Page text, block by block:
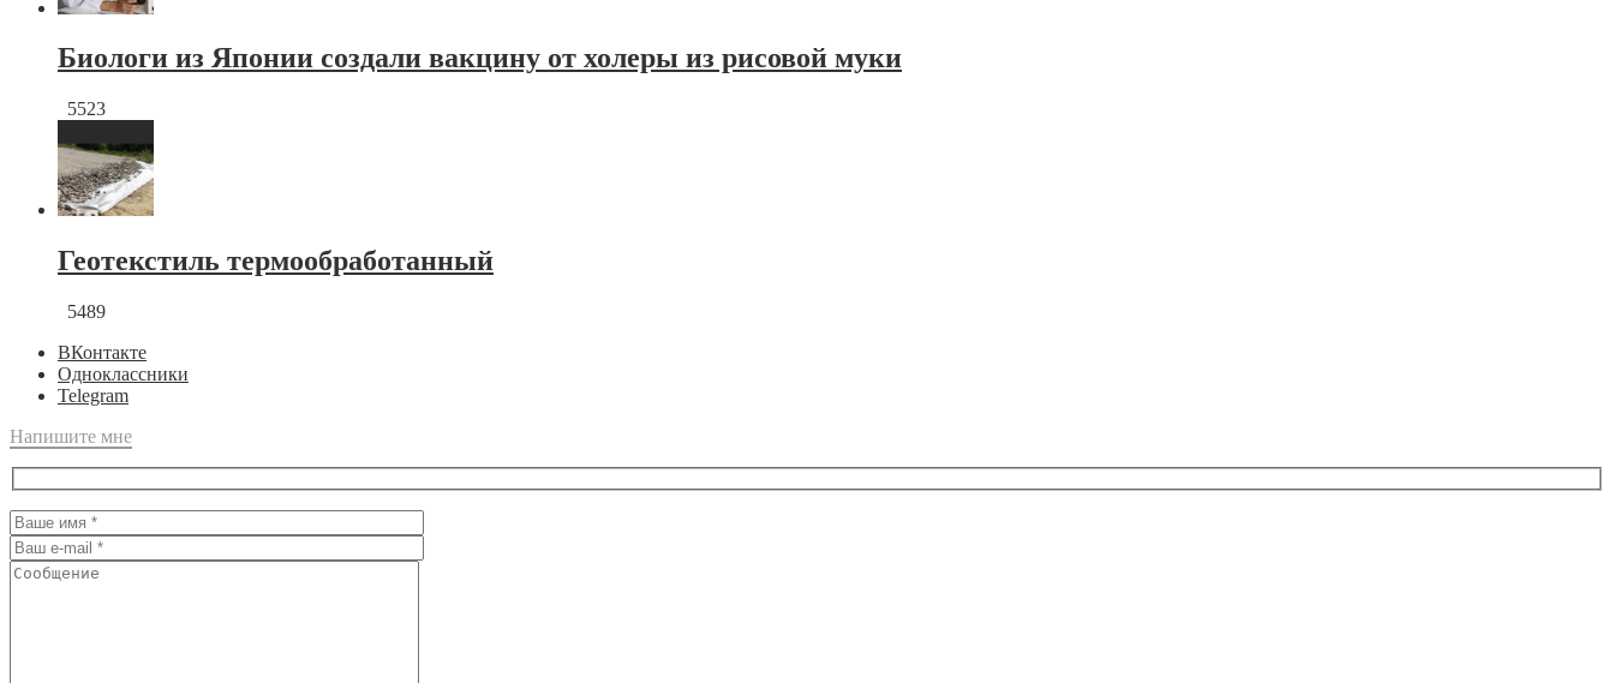
Биологи из Японии создали вакцину от холеры из рисовой муки
5523
Геотекстиль термообработанный
5489
ВКонтакте
Одноклассники
Telegram
Напишите мне